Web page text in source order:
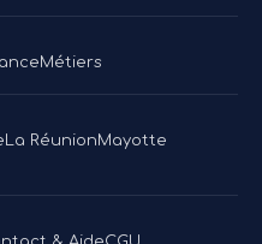
Métiers
La RéunionMayotte